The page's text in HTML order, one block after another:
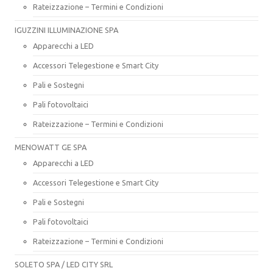
Rateizzazione – Termini e Condizioni
IGUZZINI ILLUMINAZIONE SPA
Apparecchi a LED
Accessori Telegestione e Smart City
Pali e Sostegni
Pali fotovoltaici
Rateizzazione – Termini e Condizioni
MENOWATT GE SPA
Apparecchi a LED
Accessori Telegestione e Smart City
Pali e Sostegni
Pali fotovoltaici
Rateizzazione – Termini e Condizioni
SOLETO SPA / LED CITY SRL